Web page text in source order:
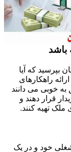
باشد
بپرسید که آیا
راهکارهای
به خوبی می دانند
قرار دهند و
ملک تهیه کنند.
خود و در یک